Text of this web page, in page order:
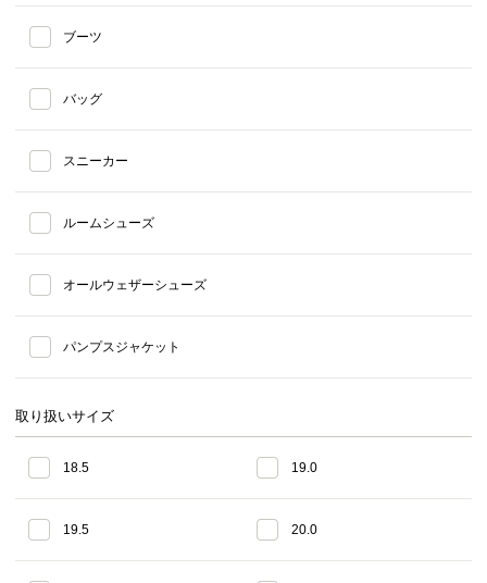
ブーツ
バッグ
スニーカー
ルームシューズ
オールウェザーシューズ
パンプスジャケット
取り扱いサイズ
18.5 19.0
19.5 20.0